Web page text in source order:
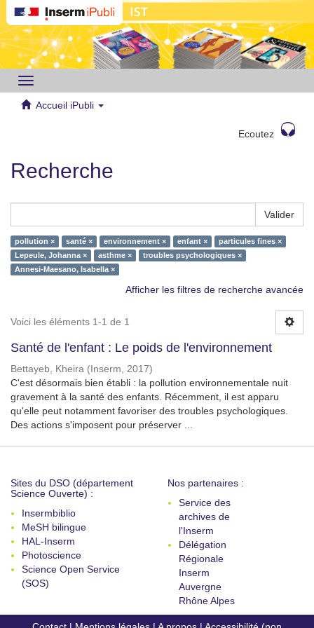
Toggle
navigation
Accueil iPubli
Ecoutez
Recherche
Valider
pollution × santé × environnement × enfant ×
particules fines ×
Lepeule, Johanna ×
asthme ×
troubles psychologiques ×
Annesi-Maesano, Isabella ×
Afficher les filtres de recherche avancée
Voici les éléments 1-1 de 1
Santé de l'enfant : Le poids de l'environnement
Bettayeb, Kheira ( Inserm, 2017)
C'est désormais bien établi : la pollution environnementale nuit
gravement à la santé des enfants. Récemment, il est apparu
qu'elle peut notamment favoriser des troubles psychologiques.
Des actions s'imposent pour préserver ...
Sites du DSO (département
Science Ouverte) :
Insermbiblio
MeSH bilingue
HAL-Inserm
Photoscience
Science Open Service
(SOS)
Nos partenaires :
Service des
archives de
l'Inserm
Délégation
Régionale
Inserm
Auvergne
Rhône Alpes